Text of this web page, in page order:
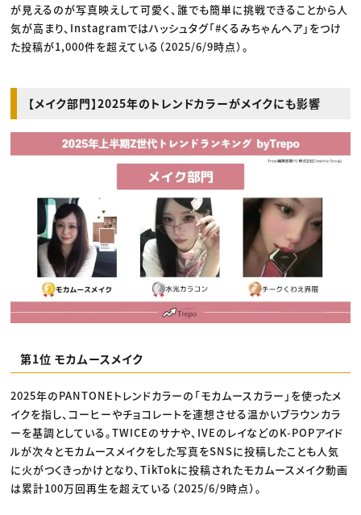
が見えるのが写真映えして可愛く、誰でも簡単に挑戦できることから人
気が高まり、Instagramではハッシュタグ「#くるみちゃんヘア」をつけ
た投稿が1,000件を超えている（2025/6/9時点）。
【メイク部門】2025年のトレンドカラーがメイクにも影響
第1位 モカムースメイク
2025年のPANTONEトレンドカラーの「モカムースカラー」を使ったメ
イクを指し、コーヒーやチョコレートを連想させる温かいブラウンカラ
ーを基調としている。TWICEのサナや、IVEのレイなどのK-POPアイド
ルが次々とモカムースメイクをした写真をSNSに投稿したことも人気
に火がつくきっかけとなり、TikTokに投稿されたモカムースメイク動画
は累計100万回再生を超えている（2025/6/9時点）。